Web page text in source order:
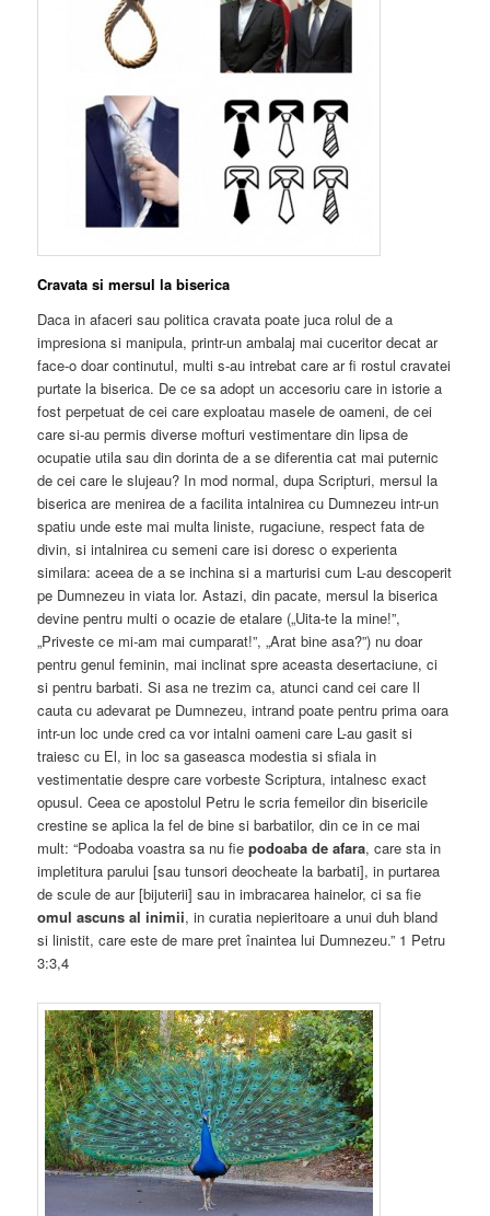
Cravata si mersul la biserica
Daca in afaceri sau politica cravata poate juca rolul de a
impresiona si manipula, printr-un ambalaj mai cuceritor decat ar
face-o doar continutul, multi s-au intrebat care ar fi rostul cravatei
purtate la biserica. De ce sa adopt un accesoriu care in istorie a
fost perpetuat de cei care exploatau masele de oameni, de cei
care si-au permis diverse mofturi vestimentare din lipsa de
ocupatie utila sau din dorinta de a se diferentia cat mai puternic
de cei care le slujeau? In mod normal, dupa Scripturi, mersul la
biserica are menirea de a facilita intalnirea cu Dumnezeu intr-un
spatiu unde este mai multa liniste, rugaciune, respect fata de
divin, si intalnirea cu semeni care isi doresc o experienta
similara: aceea de a se inchina si a marturisi cum L-au descoperit
pe Dumnezeu in viata lor. Astazi, din pacate, mersul la biserica
devine pentru multi o ocazie de etalare („Uita-te la mine!”,
„Priveste ce mi-am mai cumparat!”, „Arat bine asa?”) nu doar
pentru genul feminin, mai inclinat spre aceasta desertaciune, ci
si pentru barbati. Si asa ne trezim ca, atunci cand cei care Il
cauta cu adevarat pe Dumnezeu, intrand poate pentru prima oara
intr-un loc unde cred ca vor intalni oameni care L-au gasit si
traiesc cu El, in loc sa gaseasca modestia si sfiala in
vestimentatie despre care vorbeste Scriptura, intalnesc exact
opusul. Ceea ce apostolul Petru le scria femeilor din bisericile
crestine se aplica la fel de bine si barbatilor, din ce in ce mai
mult: “Podoaba voastra sa nu fiepodoaba de afara, care sta in
impletitura parului [sau tunsori deocheate la barbati], in purtarea
de scule de aur [bijuterii] sau in imbracarea hainelor, ci sa fie
omul ascuns al inimii, in curatia nepieritoare a unui duh bland
si linistit, care este de mare pret înaintea lui Dumnezeu.” 1 Petru
3:3,4